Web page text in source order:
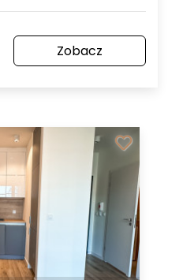
Zobacz